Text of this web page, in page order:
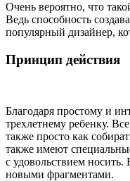
Очень вероятно, что
Ведь способность
популярный дизайнер,
Принцип действия
Благодаря простому и
трехлетнему ребенку.
также просто как
также имеют
с удовольствием
новыми фрагментами.